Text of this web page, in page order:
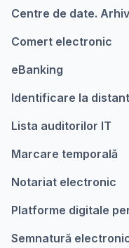
Centre de date.
Comert electronic
eBanking
Identificare la
Lista auditorilor IT
Marcare temporalǎ
Notariat electronic
Platforme digitale
Semnatură